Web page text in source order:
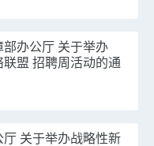
办公厅 关于举办
盟 招聘周活动的通
关于举办战略性新